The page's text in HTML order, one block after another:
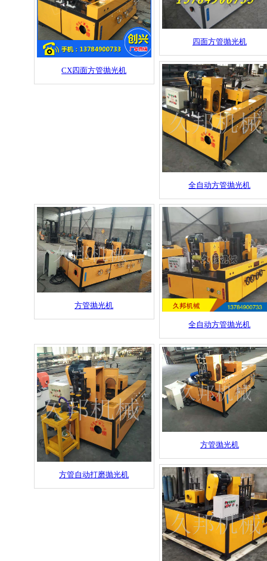
CX四面方管抛光机
四面方管抛光机
全自动方管抛光机
方管抛光机
全自动方管抛光机
方管自动打磨抛光机
方管抛光机